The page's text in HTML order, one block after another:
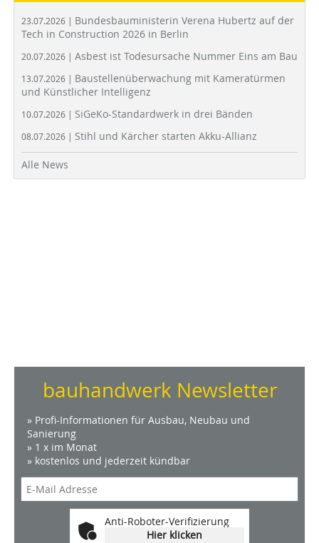
23.07.2026 | Bundesbauministerin Verena Hubertz auf der
Tech in Construction 2026 in Berlin
20.07.2026 | Asbest ist Todesursache Nummer Eins am Bau
13.07.2026 | Baustellenüberwachung mit Kameratürmen
und Künstlicher Intelligenz
10.07.2026 | SiGeKo-Standardwerk in drei Bänden
08.07.2026 | Stihl und Kärcher starten Akku-Allianz
Alle News
bauhandwerk Newsletter
» Profi-Informationen für Ausbau, Neubau und
Sanierung
» 1 x im Monat
» kostenlos und jederzeit kündbar
Anti-Roboter-Verifizierung
Hier klicken